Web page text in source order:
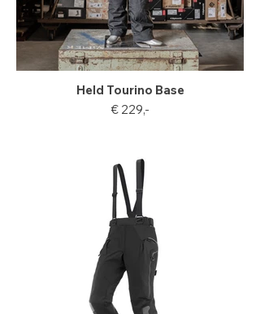
Held Tourino Base
€ 229,-